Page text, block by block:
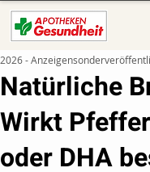
Natürliche
Wirkt
oder DHA
2026 -